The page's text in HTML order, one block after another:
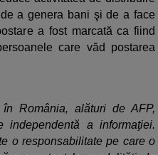
a genera bani şi de a face
a fost marcată ca fiind
care văd postarea
România, alături de AFP,
independentă a informaţiei.
o responsabilitate pe care o